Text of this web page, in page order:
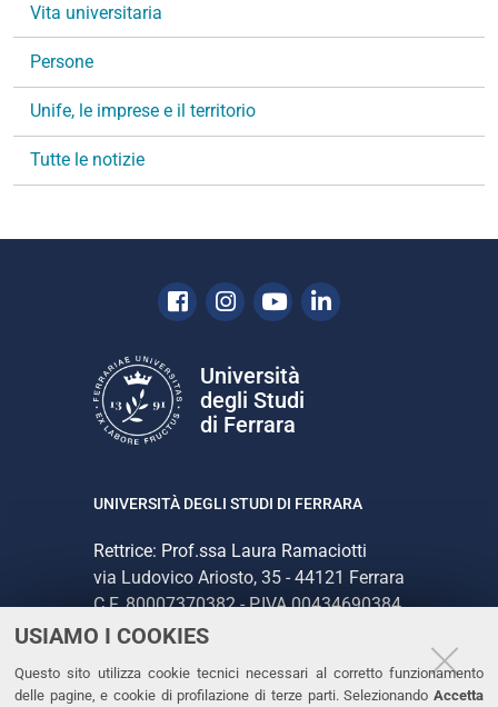
USIAMO I COOKIES
Questo sito utilizza cookie tecnici necessari al corretto funzionamento
delle pagine, e cookie di profilazione di terze parti. Selezionando Accetta
i
a
i
n
Vita universitaria
Persone
Unife, le imprese e il territorio
Tutte le notizie
Facebook
Instagram
YoutubeLinkedin
Università
degli Studi
di Ferrara
UNIVERSITÀ DEGLI STUDI DI FERRARA
Rettrice: Prof.ssa Laura Ramaciotti
via Ludovico Ariosto, 35 - 44121 Ferrara
C.F. 80007370382 - P.IVA 00434690384
CONTATTI